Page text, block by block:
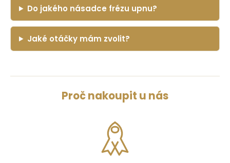
Do jakého násadce frézu upnu?
Jaké otáčky mám zvolit?
Proč nakoupit u nás